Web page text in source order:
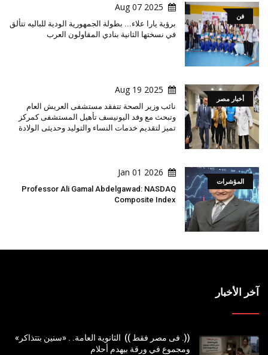
فن
2025 Aug 07
برؤية يارا علاء... بطولة الجمهورية الودية للباليه تتألق
في نسختها الثانية بنادي المقاولون العرب
أخبار مصر
2025 Aug 19
نائب وزير الصحة تتفقد مستشفى العريش العام
وتبحث مع وفد اليونيسف تأهيل المستشفى كمركز
تميز لتقديم خدمات النساء والتوليد وحديثى الولادة
المؤشرات
2026 Jan 01
Professor Ali Gamal Abdelgawad: NASDAQ
Composite Index
آخر الأخبار
((. فى مصر فقط )) الثانوية العامة. . «سنين بتتذاكر»
ومجموع في ورقة بيهدم أحلام